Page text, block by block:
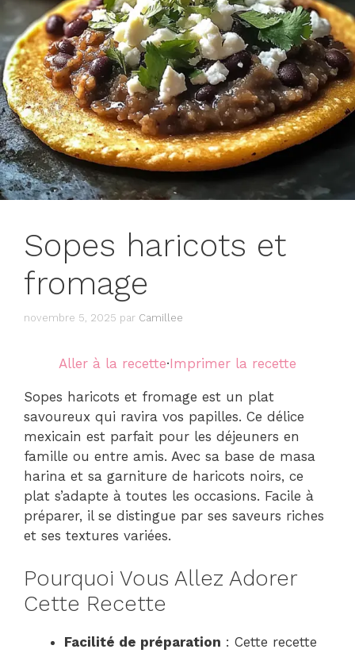
Sopes haricots et
fromage
novembre 5, 2025 par Camillee
Aller à la recette·Imprimer la recette
Sopes haricots et fromage est un plat
savoureux qui ravira vos papilles. Ce délice
mexicain est parfait pour les déjeuners en
famille ou entre amis. Avec sa base de masa
harina et sa garniture de haricots noirs, ce
plat s’adapte à toutes les occasions. Facile à
préparer, il se distingue par ses saveurs riches
et ses textures variées.
Pourquoi Vous Allez Adorer
Cette Recette
Facilité de préparation : Cette recette